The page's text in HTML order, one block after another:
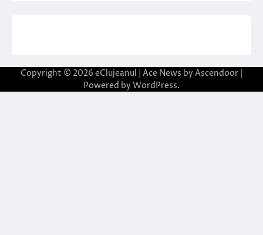
Copyright © 2026 eClujeanul | Ace News by Ascendoor
Powered by WordPress.